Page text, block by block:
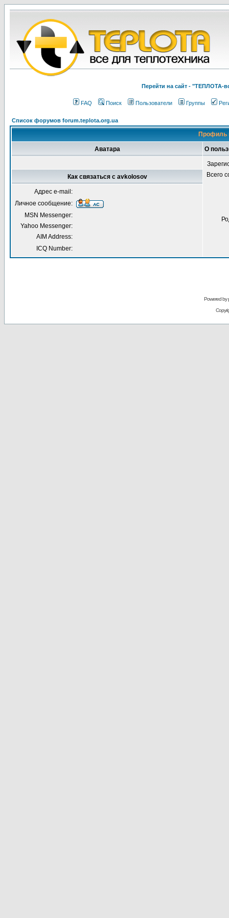
Перейти на cайт -
FAQ Поиск Пользователи Группы
Список форумов forum.teplota.org.ua
Профиль
Аватара О
Всего
Как связаться с avkolosov
Адрес e-mail:
Личное сообщение:
MSN Messenger:
Yahoo Messenger:
AIM Address:
ICQ Number:
Powered by